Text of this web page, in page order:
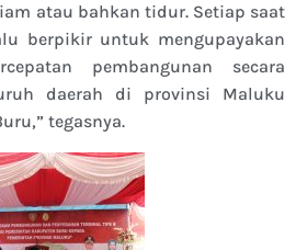
atau bahkan tidur. Setiap saat
berpikir untuk mengupayakan
pembangunan secara
daerah di provinsi Maluku
tegasnya.